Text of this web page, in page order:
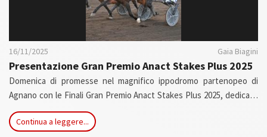
16/11/2025 Gaia Biagini
Presentazione Gran Premio Anact Stakes Plus 2025
Domenica di promesse nel magnifico ippodromo partenopeo di
Agnano con le Finali Gran Premio Anact Stakes Plus 2025, dedicate
al ricordo di Ubaldo La Porta e Marco Folli, allevatori italiani
scomparsi precocemente.
Continua a leggere...